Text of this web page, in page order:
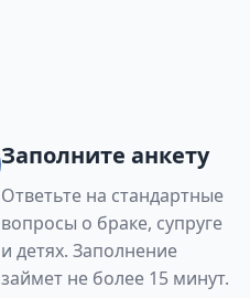
Заполните анкету
Ответьте на стандартные
вопросы о браке, супруге
и детях. Заполнение
займет не более 15 минут.